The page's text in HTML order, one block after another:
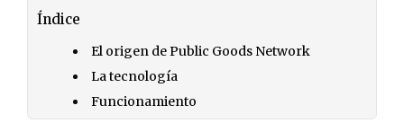
Índice
El origen de Public Goods Network
La tecnología
Funcionamiento